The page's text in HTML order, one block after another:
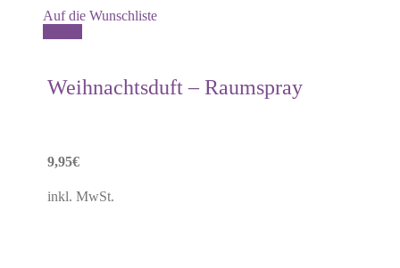
Auf die Wunschliste
Weihnachtsduft – Raumspray
9,95€
inkl. MwSt.